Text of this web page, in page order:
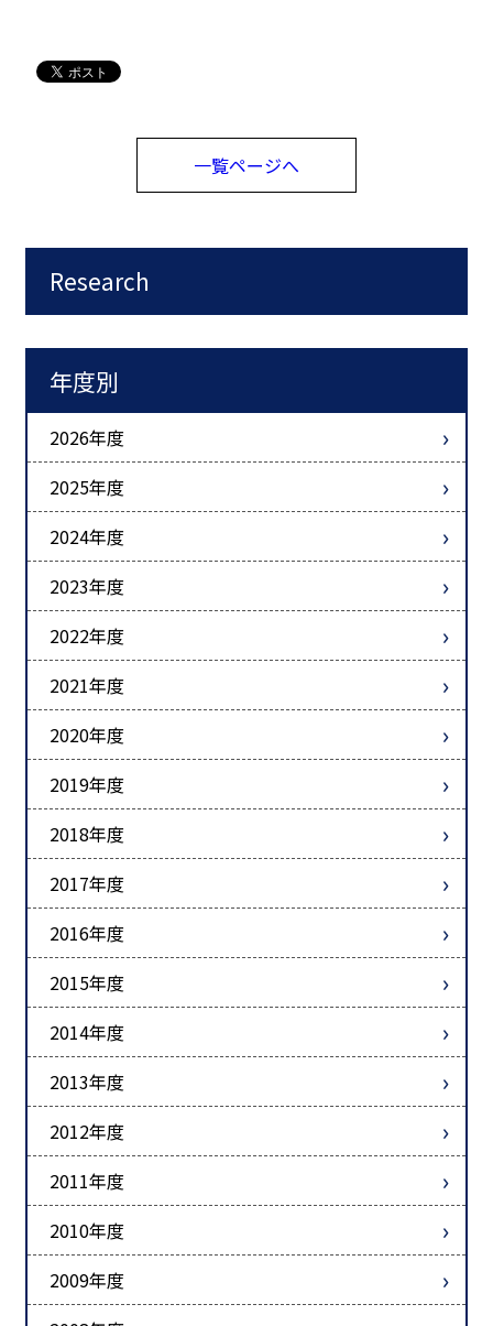
一覧ページへ
Research
年度別
2026年度
2025年度
2024年度
2023年度
2022年度
2021年度
2020年度
2019年度
2018年度
2017年度
2016年度
2015年度
2014年度
2013年度
2012年度
2011年度
2010年度
2009年度